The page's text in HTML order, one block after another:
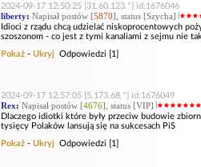
2024-09-17 12:50:25 [31.60.123.*] id:1676046
liberty: Napisał postów [5870], status [Szycha]
Idioci z rządu chcą udzielać niskoprocentowych
szoszonom - co jest z tymi kanaliami z sejmu nie
Pokaż - Ukryj Odpowiedzi [1]
2024-09-17 12:57:05 [5.173.68.*] id:1676049
Rex: Napisał postów [4676], status [VIP]
Dlaczego idiotki które były przeciw budowie
tysięcy Polaków lansują się na sukcesach PiS
Pokaż - Ukryj Odpowiedzi [1]